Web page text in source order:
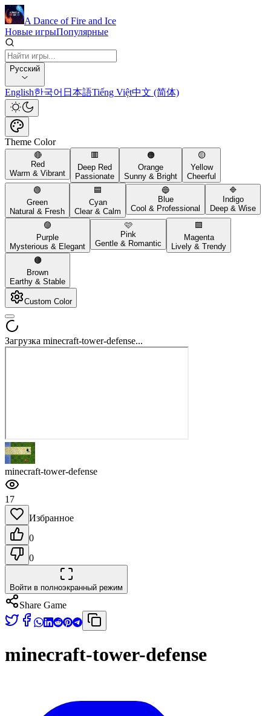
A Dance of Fire and Ice
Новые игрыПопулярные
Русский
English한국어 日本語Tiếng Việt中文 (简体)
Theme Color
🔴
Red
Warm & Vibrant
🟥
Deep Red
Passionate
🟠
Orange
Sunny & Bright
🟡
Yellow
Cheerful
🟢
Green
Natural & Fresh
🟦
Cyan
Clear & Calm
🔵
Blue
Cool & Professional
🔷
Indigo
Deep & Wise
🟣
Purple
Mysterious & Elegant
🩷
Pink
Gentle & Romantic
🟪
Magenta
Lively & Trendy
🟤
Brown
Earthy & Stable
Custom Color
Загрузка minecraft-tower-defense...
minecraft-tower-defense
17
Избранное
0
0
Войти в полноэкранный режим
Share Game
minecraft-tower-defense